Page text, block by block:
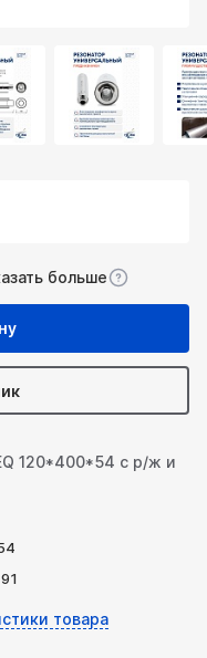
больше
120*400*54 с р/ж и
товара